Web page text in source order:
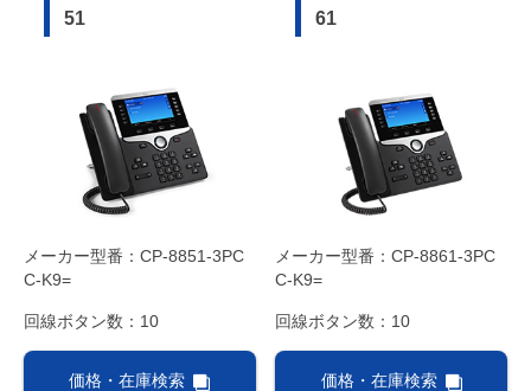
51
メーカー型番：CP-8851-3PC
C-K9=
回線ボタン数：10
価格・在庫検索
61
メーカー型番：CP-8861-3PC
C-K9=
回線ボタン数：10
価格・在庫検索